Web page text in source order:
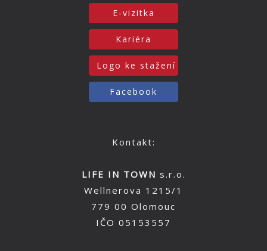
E-vizitka
Kariéra
Logo ke stažení
Facebook
Kontakt:
LIFE IN TOWN s.r.o.
Wellnerova 1215/1
779 00 Olomouc
IČO 05153557